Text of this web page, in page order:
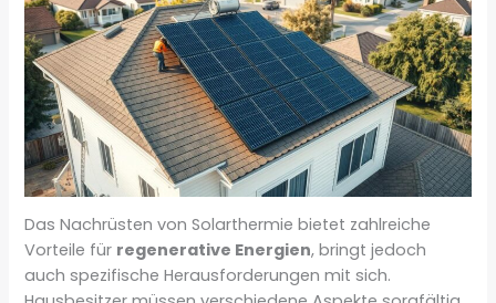
Das Nachrüsten von Solarthermie bietet zahlreiche
Vorteile für regenerative Energien, bringt jedoch
auch spezifische Herausforderungen mit sich.